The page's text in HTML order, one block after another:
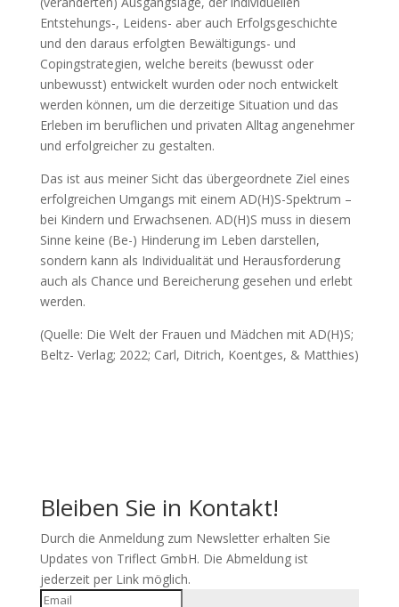
Entstehungs-, Leidens- aber auch Erfolgsgeschichte
und den daraus erfolgten Bewältigungs- und
Copingstrategien, welche bereits (bewusst oder
unbewusst) entwickelt wurden oder noch entwickelt
werden können, um die derzeitige Situation und das
Erleben im beruflichen und privaten Alltag angenehmer
und erfolgreicher zu gestalten.
Das ist aus meiner Sicht das übergeordnete Ziel eines
erfolgreichen Umgangs mit einem AD(H)S-Spektrum –
bei Kindern und Erwachsenen. AD(H)S muss in diesem
Sinne keine (Be-) Hinderung im Leben darstellen,
sondern kann als Individualität und Herausforderung
auch als Chance und Bereicherung gesehen und erlebt
werden.
(Quelle: Die Welt der Frauen und Mädchen mit AD(H)S;
Beltz- Verlag; 2022; Carl, Ditrich, Koentges, & Matthies)
Bleiben Sie in Kontakt!
Durch die Anmeldung zum Newsletter erhalten Sie
Updates von Triflect GmbH. Die Abmeldung ist
jederzeit per Link möglich.